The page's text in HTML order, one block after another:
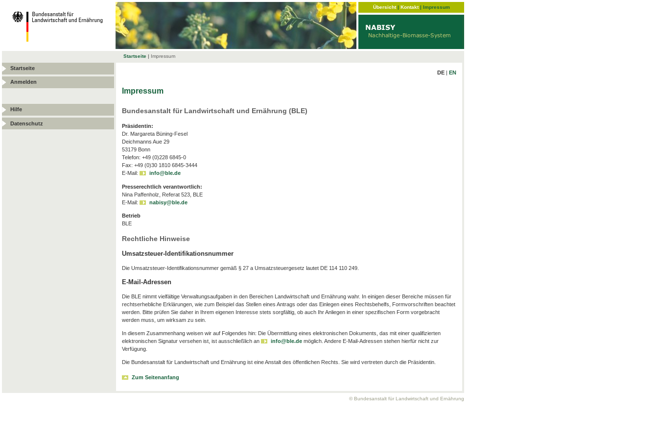
Übersicht| Kontakt| Impressum
Startseite | Impressum
Startseite
Anmelden
Hilfe
Datenschutz
DE |EN
Impressum
Bundesanstalt für Landwirtschaft und Ernährung (BLE)
Präsidentin:
Dr. Margareta Büning-Fesel
Deichmanns Aue 29
53179 Bonn
Telefon: +49 (0)228 6845-0
Fax: +49 (0)30 1810 6845-3444
E-Mail:
info@ble.de
Presserechtlich verantwortlich:
Nina Paffenholz, Referat 523, BLE
E-Mail:
nabisy@ble.de
Betrieb
BLE
Rechtliche Hinweise
Umsatzsteuer-Identifikationsnummer
Die Umsatzsteuer-Identifikationsnummer gemäß § 27 a Umsatzsteuergesetz lautet DE 114 110 249.
E-Mail-Adressen
Die BLE nimmt vielfältige Verwaltungsaufgaben in den Bereichen Landwirtschaft und Ernährung wahr. In einigen dieser Bereiche müssen für
rechtserhebliche Erklärungen, wie zum Beispiel das Stellen eines Antrags oder das Einlegen eines Rechtsbehelfs, Formvorschriften beachtet
werden. Bitte prüfen Sie daher in Ihrem eigenen Interesse stets sorgfältig, ob auch Ihr Anliegen in einer spezifischen Form vorgebracht
werden muss, um wirksam zu sein.
In diesem Zusammenhang weisen wir auf Folgendes hin: Die Übermittlung eines elektronischen Dokuments, das mit einer qualifizierten
elektronischen Signatur versehen ist, ist ausschließlich an
info@ble.demöglich. Andere E-Mail-Adressen stehen hierfür nicht zur
Verfügung.
Die Bundesanstalt für Landwirtschaft und Ernährung ist eine Anstalt des öffentlichen Rechts. Sie wird vertreten durch die Präsidentin.
Zum Seitenanfang
© Bundesanstalt für Landwirtschaft und Ernährung